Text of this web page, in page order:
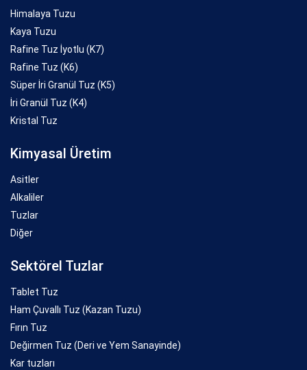
Himalaya Tuzu
Kaya Tuzu
Rafine Tuz İyotlu (K7)
Rafine Tuz (K6)
Süper İri Granül Tuz (K5)
İri Granül Tuz (K4)
Kristal Tuz
Kimyasal Üretim
Asitler
Alkaliler
Tuzlar
Diğer
Sektörel Tuzlar
Tablet Tuz
Ham Çuvallı Tuz (Kazan Tuzu)
Fırın Tuz
Değirmen Tuz (Deri ve Yem Sanayinde)
Kar tuzları